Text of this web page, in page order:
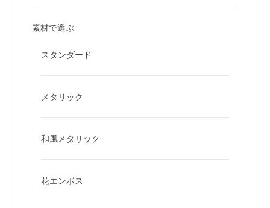
素材で選ぶ
スタンダード
メタリック
和風メタリック
花エンボス